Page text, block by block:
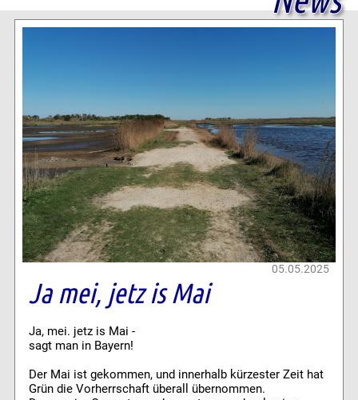
05.05.2025
Ja mei, jetz is Mai
Ja, mei. jetz is Mai -
sagt man in Bayern!
Der Mai ist gekommen, und innerhalb kürzester Zeit hat
Grün die Vorherrschaft überall übernommen.